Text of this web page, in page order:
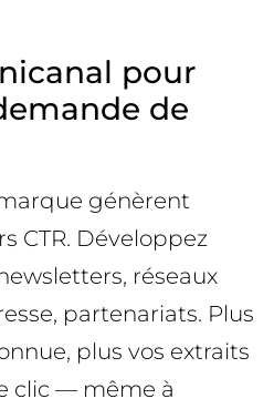
pour
de
génèrent
CTR. Développez
réseaux
partenariats. Plus
plus vos extraits
clic — même à